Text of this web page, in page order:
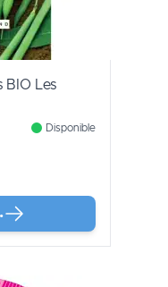
BIO Les
Disponible